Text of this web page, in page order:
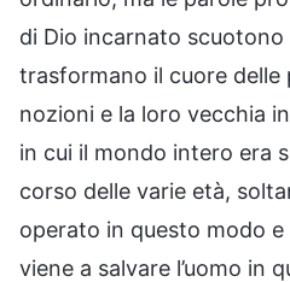
di Dio incarnato scuotono
trasformano il cuore delle
nozioni e la loro vecchia
in cui il mondo intero era
corso delle varie età,
operato in questo modo
viene a salvare l’uomo in